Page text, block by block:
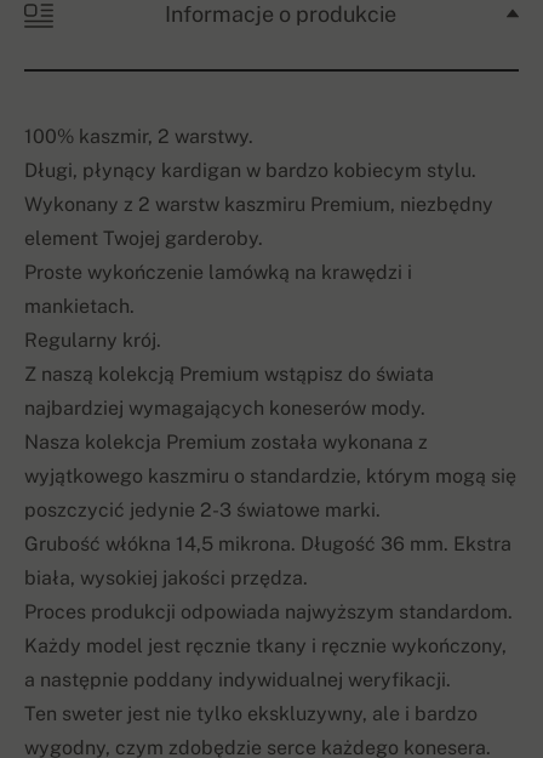
Informacje o produkcie
100% kaszmir, 2 warstwy.
Długi, płynący kardigan w bardzo kobiecym stylu.
Wykonany z 2 warstw kaszmiru Premium, niezbędny
element Twojej garderoby.
Proste wykończenie lamówką na krawędzi i
mankietach.
Regularny krój.
Z naszą kolekcją Premium wstąpisz do świata
najbardziej wymagających koneserów mody.
Nasza kolekcja Premium została wykonana z
wyjątkowego kaszmiru o standardzie, którym mogą się
poszczycić jedynie 2-3 światowe marki.
Grubość włókna 14,5 mikrona. Długość 36 mm. Ekstra
biała, wysokiej jakości przędza.
Proces produkcji odpowiada najwyższym standardom.
Każdy model jest ręcznie tkany i ręcznie wykończony,
a następnie poddany indywidualnej weryfikacji.
Ten sweter jest nie tylko ekskluzywny, ale i bardzo
wygodny, czym zdobędzie serce każdego konesera.